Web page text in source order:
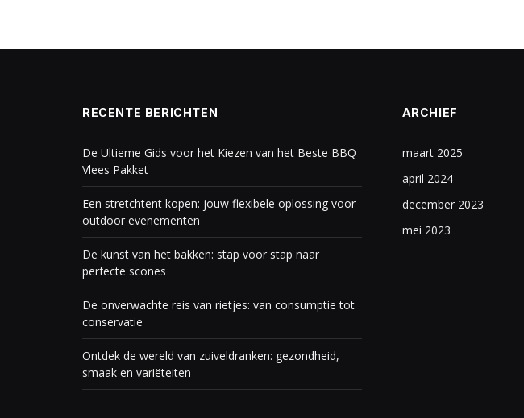
RECENTE BERICHTEN
De Ultieme Gids voor het Kiezen van het Beste BBQ
Vlees Pakket
Een stretchtent kopen: jouw flexibele oplossing voor
outdoor evenementen
De kunst van het bakken: stap voor stap naar
perfecte scones
De onverwachte reis van rietjes: van consumptie tot
conservatie
Ontdek de wereld van zuiveldranken: gezondheid,
smaak en variëteiten
ARCHIEF
maart 2025
april 2024
december 2023
mei 2023